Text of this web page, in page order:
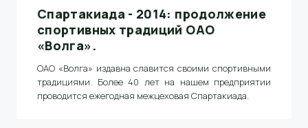
Спартакиада - 2014: продолжение
спортивных традиций ОАО
«Волга».
ОАО «Волга» издавна славится своими спортивными
традициями. Более 40 лет на нашем предприятии
проводится ежегодная межцеховая Спартакиада.